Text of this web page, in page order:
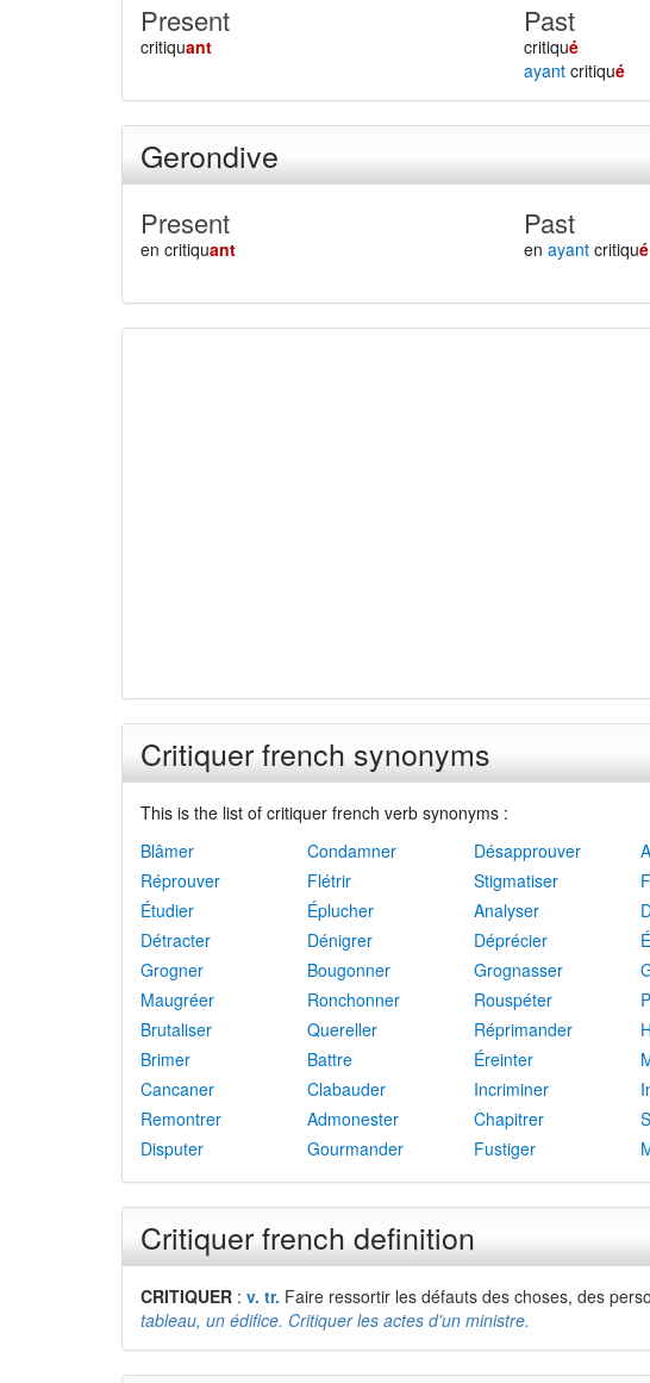
Present
critiquant
Past
critiqué
ayant critiqué
Gerondive
Present
en critiquant
Past
enayant critiqué
Critiquer french synonyms
This is the list of critiquer french verb synonyms :
Blâmer
Condamner Désapprouver
Réprouver
Flétrir Stigmatiser
Étudier
Éplucher Analyser
Détracter
Dénigrer Déprécier
Grogner
Bougonner Grognasser
Maugréer
Ronchonner Rouspéter
Brutaliser
Quereller Réprimander
Brimer
Battre Éreinter
Cancaner
Clabauder Incriminer
Remontrer
Admonester Chapitrer
Disputer
Gourmander Fustiger
Critiquer french definition
CRITIQUER : v. tr. Faire ressortir les défauts des choses, des
tableau, un édifice. Critiquer les actes d'un ministre.